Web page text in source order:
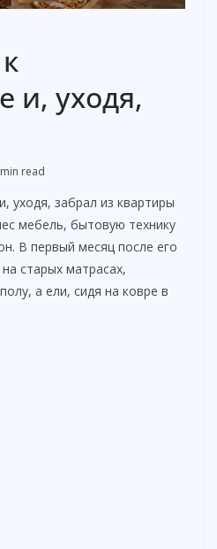
и, уходя,
read
уходя, забрал из квартиры
мебель, бытовую технику
В первый месяц после его
старых матрасах,
а ели, сидя на ковре в